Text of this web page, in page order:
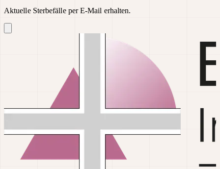
Aktuelle Sterbefälle per E-Mail erhalten.